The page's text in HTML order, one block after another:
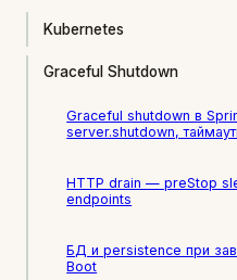
Kubernetes
Graceful Shutdown
Graceful shutdown в
server.shutdown,
HTTP drain — preStop
endpoints
БД и persistence при
Boot